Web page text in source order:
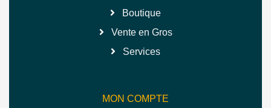
Boutique
Vente en Gros
Services
MON COMPTE